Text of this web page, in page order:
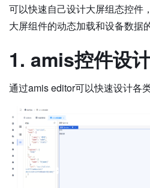
可以快速自己设计大屏组态控件
大屏组件的动态加载和设备数据
1. amis控件设
通过amis editor可以快速设计各